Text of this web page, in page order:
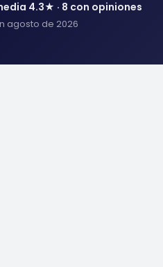
4.3★ · 8 con opiniones
agosto de 2026